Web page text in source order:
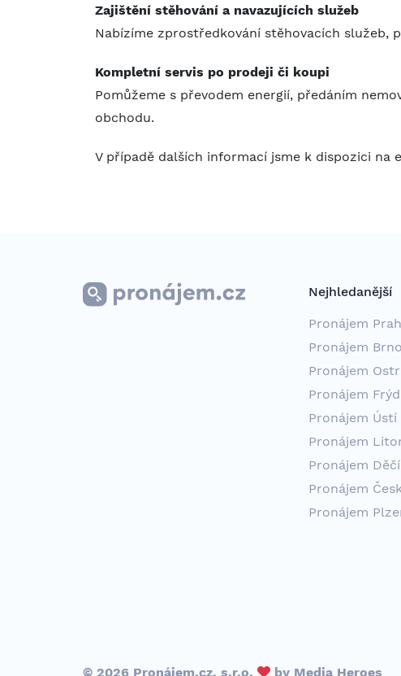
Zajištění stěhování a navazujících služeb
Nabízíme zprostředkování stěhovacích služeb,
Kompletní servis po prodeji či koupi
Pomůžeme s převodem energií, předáním
obchodu.
V případě dalších informací jsme k dispozici na
Nejhledanější
Pronájem
Pronájem Brno
Pronájem
Pronájem
Pronájem
Pronájem
Pronájem
Pronájem
Pronájem
© 2026 Pronájem.cz, s.r.o. by Media Heroes